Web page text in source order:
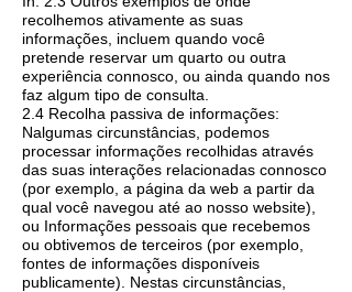
recolhemos ativamente as suas
informações, incluem quando você
pretende reservar um quarto ou outra
experiência connosco, ou ainda quando nos
faz algum tipo de consulta.
2.4 Recolha passiva de informações:
Nalgumas circunstâncias, podemos
processar informações recolhidas através
das suas interações relacionadas connosco
(por exemplo, a página da web a partir da
qual você navegou até ao nosso website),
ou Informações pessoais que recebemos
ou obtivemos de terceiros (por exemplo,
fontes de informações disponíveis
publicamente). Nestas circunstâncias,